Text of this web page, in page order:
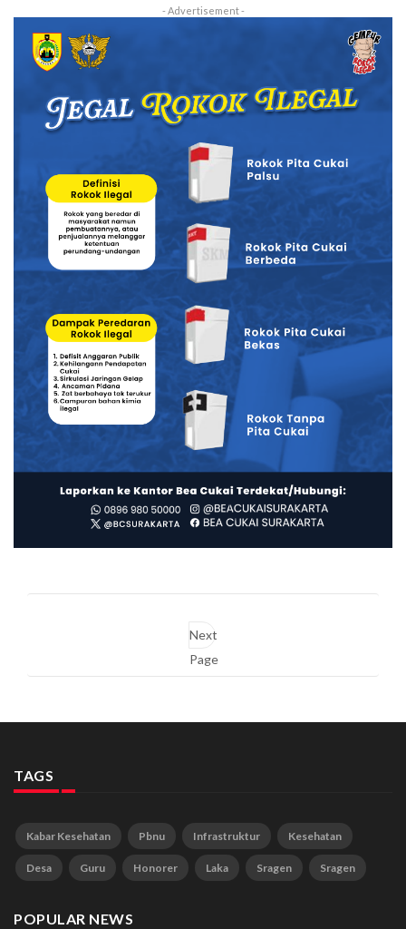
- Advertisement -
Next
Page
TAGS
Kabar Kesehatan Pbnu Infrastruktur Kesehatan
Desa Guru Honorer Laka Sragen Sragen
POPULAR NEWS